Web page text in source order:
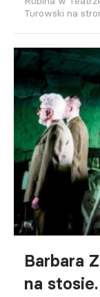
Turowski na
Barbara
na